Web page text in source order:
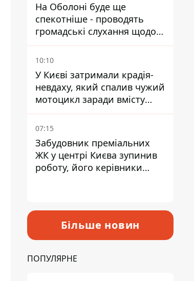
На Оболоні буде ще
спекотніше - проводять
громадські слухання щодо
храму УГКЦ на Північній
10:10
У Києві затримали крадія-
невдаху, який спалив чужий
мотоцикл заради вмісту
багажника
07:15
Забудовник преміальних
ЖК у центрі Києва зупинив
роботу, його керівники
Більше новин
ПОПУЛЯРНЕ